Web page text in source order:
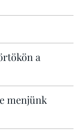
a
menjünk